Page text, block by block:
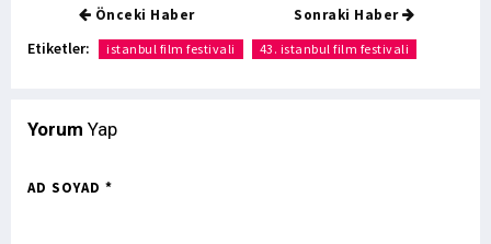
Önceki Haber Sonraki Haber
Etiketler: istanbul film festivali 43. istanbul film festivali
Yorum Yap
AD SOYAD *